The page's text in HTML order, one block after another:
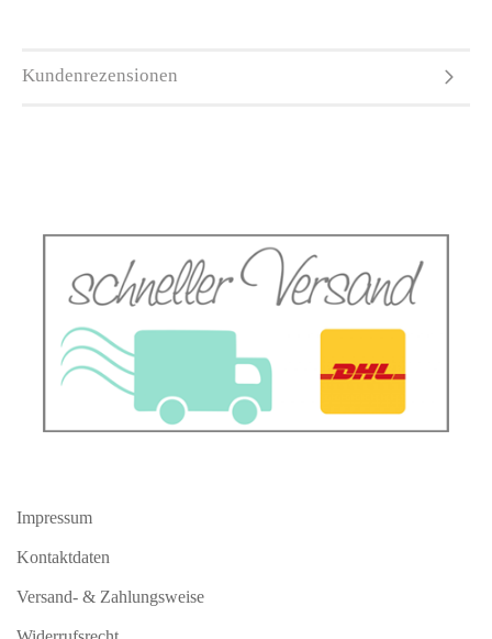
Kundenrezensionen
Impressum
Kontaktdaten
Versand- & Zahlungsweise